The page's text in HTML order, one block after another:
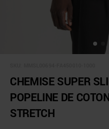
CHEMISE SUPER
POPELINE DE
STRETCH